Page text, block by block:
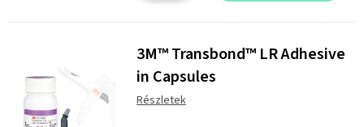
3M™ Transbond™ LR Adhesive
in Capsules
Részletek